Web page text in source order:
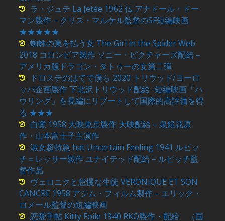
ラ・ジュテ La Jetée 1962 仏 アナドール・ドー
マン製作 – クリス・マルケル監督のSF短編映画
★★★★★
蜘蛛の巣を払う女 The Girl in the Spider Web
2018 コロンビア製作 ソニー・ピクチャーズ配給 –
アメリカ版ドラゴン・タトゥーの女第二弾
ドロステのはてで僕ら 2020 トリウッド/ヨーロ
ッパ企画製作 下北沢トリウッド配給 -短編映画「ハ
ウリング」を長編にリブートして国際的高評価を得
る ★★★
白鷺 1958 大映東京製作 大映配給 – 泉鏡花原
作・山本富士子主演作
淑女超特急 hat Uncertain Feeling 1941 ルビッ
チ＝レッサー製作 ユナイテッド配給 – ルビッチ監
督作品
ヴェロニクと怠慢な生徒 VERONIQUE ET SON
CANCRE 1958 アジム・フィルム製作 – エリック・
ロメール監督の短編映画
恋愛手帖 Kitty Foile 1940 RKO製作・配給 （国